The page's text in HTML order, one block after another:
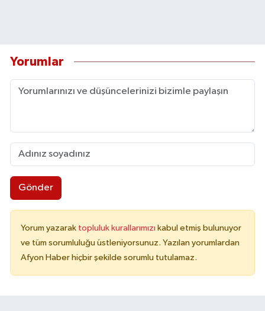
Yorumlar
Gönder
Yorum yazarak topluluk kurallarımızı kabul etmiş bulunuyor
ve tüm sorumluluğu üstleniyorsunuz. Yazılan yorumlardan
Afyon Haber hiçbir şekilde sorumlu tutulamaz.